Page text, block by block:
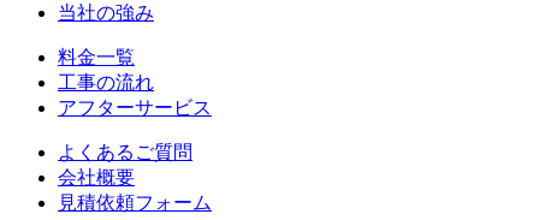
当社の強み
料金一覧
工事の流れ
アフターサービス
よくあるご質問
会社概要
見積依頼フォーム